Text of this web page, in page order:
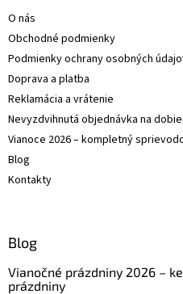
O nás
Obchodné podmienky
Podmienky ochrany osobných
Doprava a platba
Reklamácia a vrátenie
Nevyzdvihnutá objednávka na
Vianoce 2026 – kompletný
Blog
Kontakty
Blog
Vianočné prázdniny 2026 –
prázdniny